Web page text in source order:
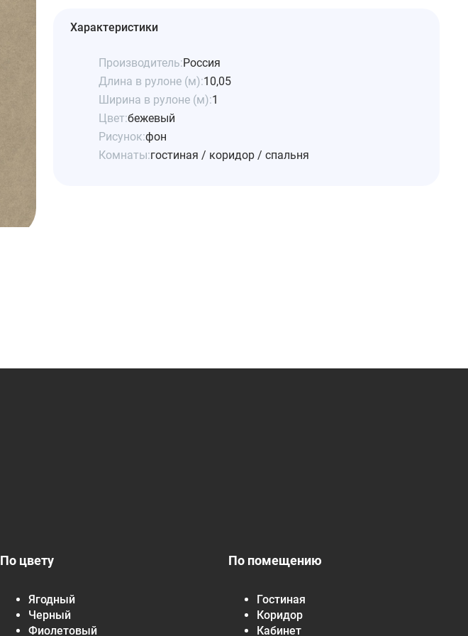
Характеристики
Производитель:Россия
Длина в рулоне (м):10,05
Ширина в рулоне (м):1
Цвет:бежевый
Рисунок:фон
Комнаты:гостиная / коридор / спальня
По цвету
Ягодный
Черный
Фиолетовый
По помещению
Гостиная
Коридор
Кабинет